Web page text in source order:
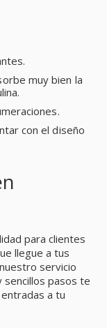
muy bien la
con el diseño
para clientes
llegue a tus
servicio
sencillos pasos te
a tu